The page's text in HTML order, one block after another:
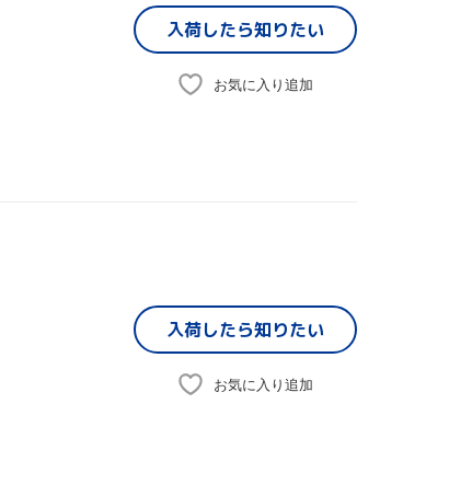
入荷したら知りたい
お気に入り追加
入荷したら知りたい
お気に入り追加